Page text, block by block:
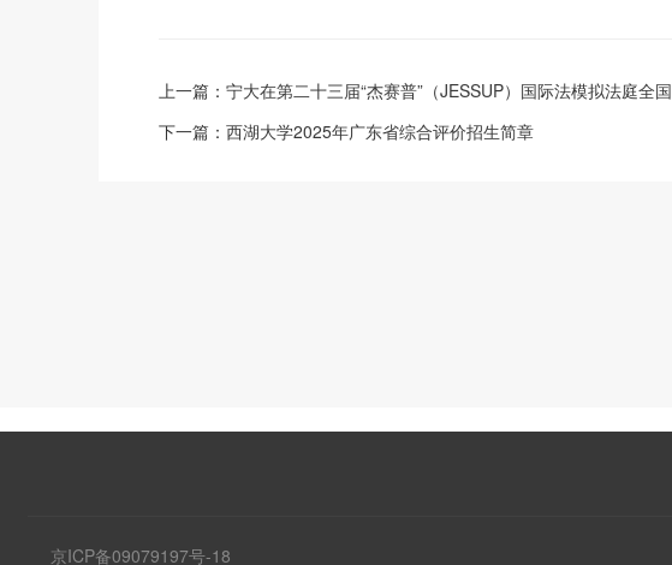
上一篇： 宁大在第二十三届“杰赛普”（JESSUP）国际法模拟法庭全国
下一篇： 西湖大学2025年广东省综合评价招生简章
京ICP备09079197号-18